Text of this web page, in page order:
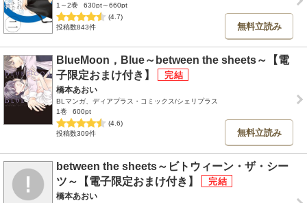
1～2巻
630pt～660pt
(4.7)
投稿数843件
無料立読み
BlueMoon，Blue～between the sheets～【電
子限定おまけ付き】
橋本あおい
BLマンガ、ディアプラス・コミックス/シェリプラス
1巻
600pt
(4.6)
投稿数309件
無料立読み
between the sheets～ビトウィーン・ザ・シー
ツ～【電子限定おまけ付き】
橋本あおい